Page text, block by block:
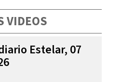
VIDEOS
Estelar, 07